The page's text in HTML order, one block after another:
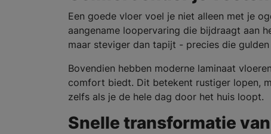
Een goede vloer voel je niet alleen met je
aangename loopervaring die bijdraagt aan
maar steviger dan tapijt - precies die
Bovendien hebben moderne laminaat
comfort biedt. Dit betekent rustiger lopen,
zelfs als je de hele dag door het huis loopt.
Snelle transformatie